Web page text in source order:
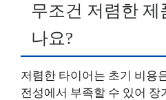
무조건 저렴한 제
나요?
저렴한 타이어는 초기 비용
전성에서 부족할 수 있어 장